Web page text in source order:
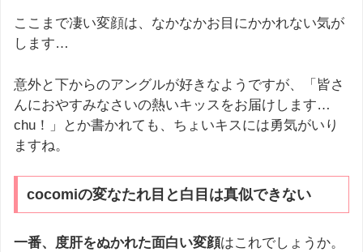
ここまで凄い変顔は、なかなかお目にかかれない気が
します…
意外と下からのアングルが好きなようですが、「皆さ
んにおやすみなさいの熱いキッスをお届けします…
chu！」とか書かれても、ちょいキスには勇気がいり
ますね。
cocomiの変なたれ目と白目は真似できない
一番、度肝をぬかれた面白い変顔はこれでしょうか。